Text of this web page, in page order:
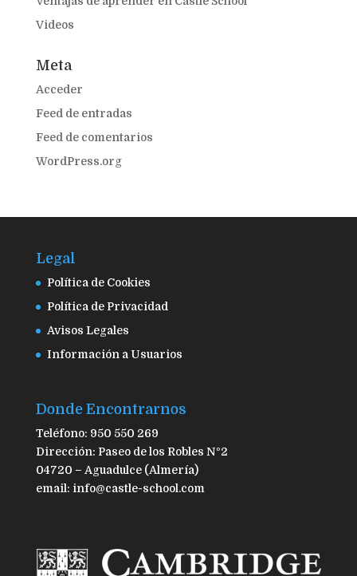
Videos
Meta
Acceder
Feed de entradas
Feed de comentarios
WordPress.org
Legal
Política de Cookies
Política de Privacidad
Avisos Legales
Información a Usuarios
Donde Encontrarnos
Teléfono: 950 550 269
Dirección: Paseo de los Robles Nº2
04720 – Aguadulce (Almería)
email: info@castle-school.com